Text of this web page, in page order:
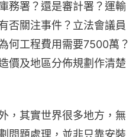
務署？還是審計署？運輸
否關注事件？立法會議員
何工程費用需要7500萬？
價及地區分佈規劃作清楚
，其實世界很多地方，無
問題處理，並非只靠安裝